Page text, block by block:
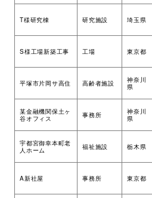
T様研究棟 研究施設 埼玉県
S様工場新築工事 工場 東京都
平塚市片岡サ高住 高齢者施設
神奈川
県
某金融機関保土ヶ
谷オフィス
事務所
神奈川
県
宇都宮御幸本町老
人ホーム
福祉施設 栃木県
A新社屋 事務所 東京都